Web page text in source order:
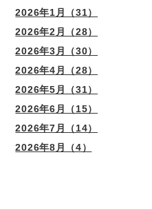
2026年1月（31）
2026年2月（28）
2026年3月（30）
2026年4月（28）
2026年5月（31）
2026年6月（15）
2026年7月（14）
2026年8月（4）